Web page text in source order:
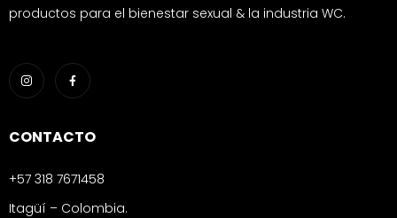
productos para el bienestar sexual & la industria WC.
CONTACTO
+57 318 7671458
Itagüí – Colombia.